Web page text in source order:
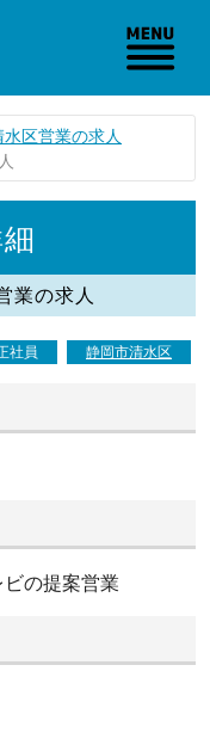
区営業の求人
業の求人
社員 静岡市清水区
の提案営業